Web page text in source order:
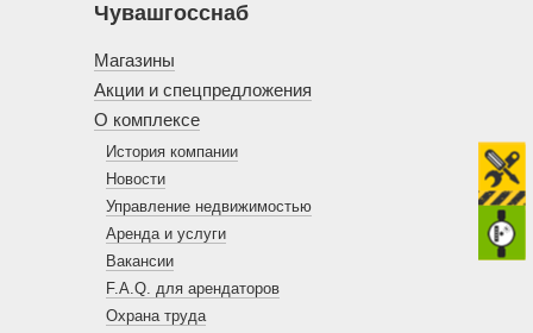
Чувашгосснаб
Магазины
Акции и спецпредложения
О комплексе
История компании
Новости
Управление недвижимостью
Аренда и услуги
Вакансии
F.A.Q. для арендаторов
Охрана труда